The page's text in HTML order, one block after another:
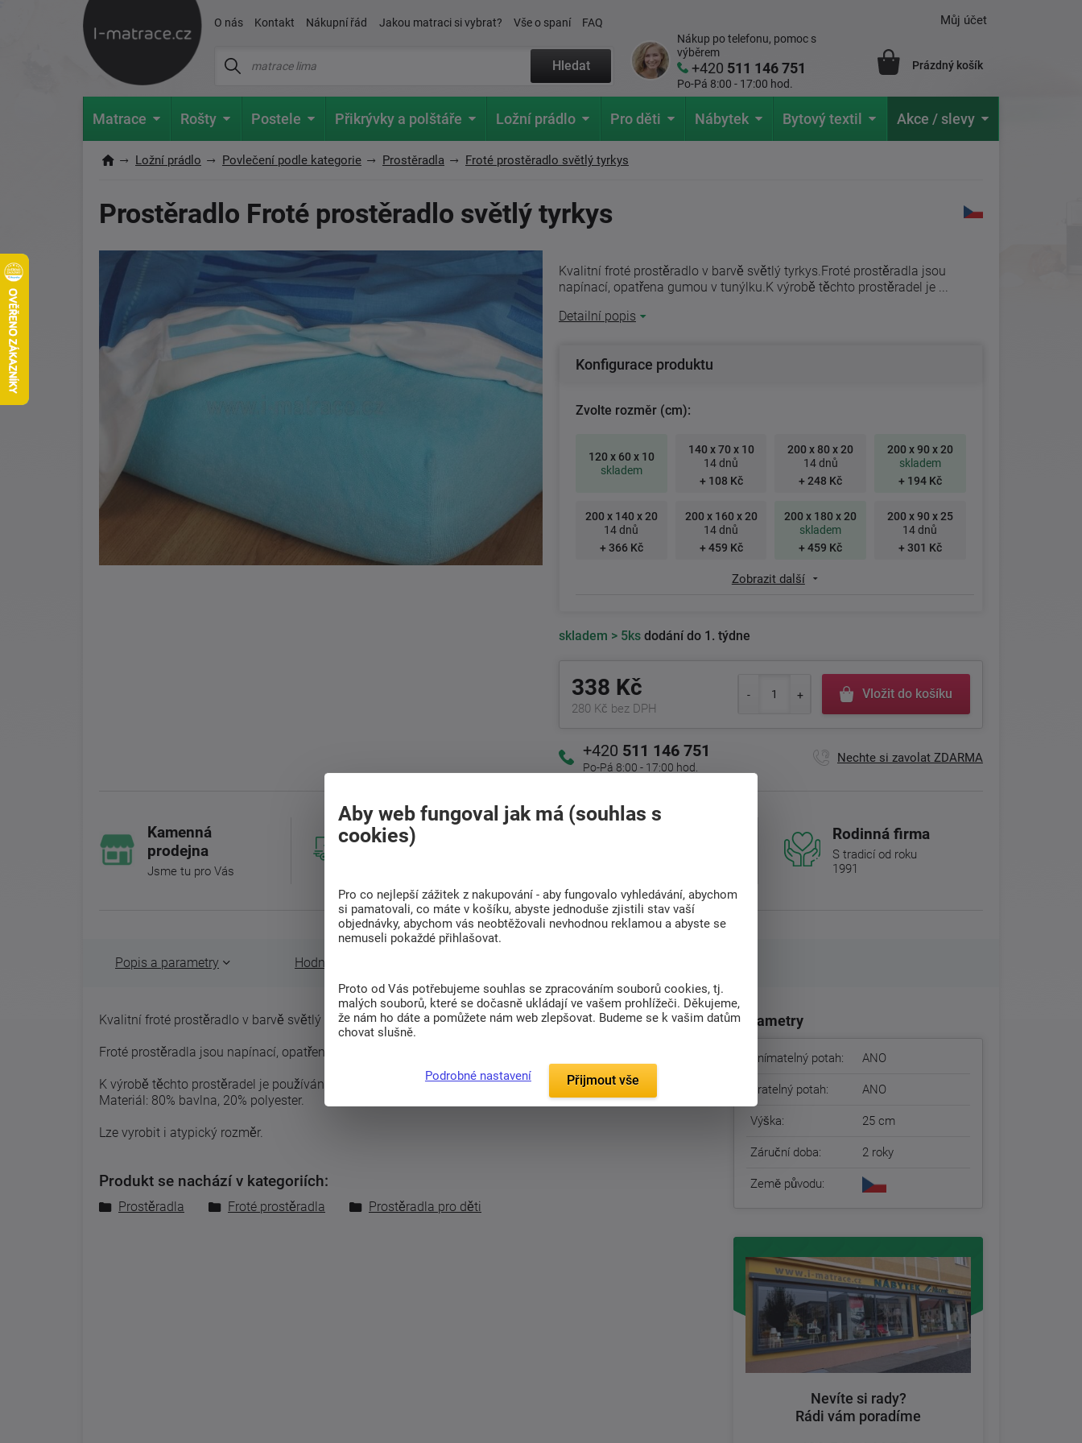
O nás Kontakt Nákupní řád Jakou matraci si vybrat? Vše o spaní FAQ
Hledat
Nákup po telefonu, pomoc s
výběrem
+420 511 146 751
Po-Pá 8:00 - 17:00 hod.
Můj účet
Prázdný košík
Matrace Rošty Postele Přikrývky a polštáře Ložní prádlo Pro děti Nábytek Bytový textil Akce / slevy
Ložní prádlo Povlečení podle kategorie Prostěradla Froté prostěradlo světlý tyrkys
Prostěradlo Froté prostěradlo světlý tyrkys
Kvalitní froté prostěradlo v barvě světlý tyrkys.Froté prostěradla jsou
napínací, opatřena gumou v tunýlku.K výrobě těchto prostěradel je ...
Detailní popis
Konfigurace produktu
Zvolte rozměr (cm):
120 x 60 x 10
skladem
140 x 70 x 10
14 dnů
+ 108 Kč
200 x 80 x 20
14 dnů
+ 248 Kč
200 x 90 x 20
skladem
+ 194 Kč
200 x 140 x 20
14 dnů
+ 366 Kč
200 x 160 x 20
14 dnů
+ 459 Kč
200 x 180 x 20
skladem
+ 459 Kč
200 x 90 x 25
14 dnů
+ 301 Kč
Zobrazit další
skladem > 5ksdodání do 1. týdne
338 Kč
280 Kč bez DPH
Vložit do košíku
+420 511 146 751
Po-Pá 8:00 - 17:00 hod.
Nechte si zavolat ZDARMA
Kamenná
prodejna
Jsme tu pro Vás
Doprava
ZDARMA
Rodinná firma
S tradicí od roku
1991
Popis a parametry Hodnocení (0)
Kvalitní froté prostěradlo v barvě světlý tyrkys.
Froté prostěradla jsou napínací, opatřena gumou v tunýlku.
K výrobě těchto prostěradel je používána kvalitní froté tkanina s vysokou gramáží 220 g/m2.
Materiál: 80% bavlna, 20% polyester.
Lze vyrobit i atypický rozměr.
Produkt se nachází v kategoriích:
Prostěradla Froté prostěradla Prostěradla pro děti
Parametry
Snímatelný potah: ANO
Pratelný potah: ANO
Výška: 25 cm
Záruční doba: 2 roky
Země původu:
Nevíte si rady?
Rádi vám poradíme
Aby web fungoval jak má (souhlas s
cookies)
Pro co nejlepší zážitek z nakupování - aby fungovalo vyhledávání, abychom
si pamatovali, co máte v košíku, abyste jednoduše zjistili stav vaší
objednávky, abychom vás neobtěžovali nevhodnou reklamou a abyste se
nemuseli pokaždé přihlašovat.
Proto od Vás potřebujeme souhlas se zpracováním souborů cookies, tj.
malých souborů, které se dočasně ukládají ve vašem prohlížeči. Děkujeme,
že nám ho dáte a pomůžete nám web zlepšovat. Budeme se k vašim datům
chovat slušně.
Podrobné nastavení Přijmout vše